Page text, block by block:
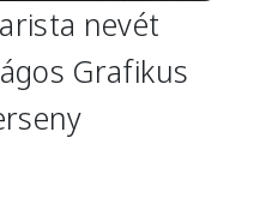
nevét
Grafikus